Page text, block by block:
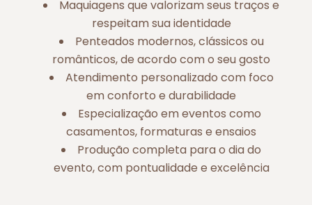
Maquiagens que valorizam seus traços e
respeitam sua identidade
Penteados modernos, clássicos ou
românticos, de acordo com o seu gosto
Atendimento personalizado com foco
em conforto e durabilidade
Especialização em eventos como
casamentos, formaturas e ensaios
Produção completa para o dia do
evento, com pontualidade e excelência